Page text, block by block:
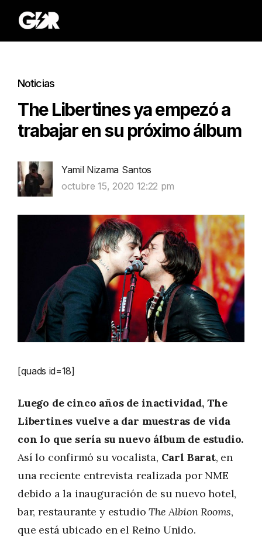
Noticias
The Libertines ya empezó a
trabajar en su próximo álbum
Yamil Nizama Santos
octubre 15, 2020 12:22 pm
[quads id=18]
Luego de cinco años de inactividad, The
Libertines vuelve a dar muestras de vida
con lo que sería su nuevo álbum de estudio.
Así lo confirmó su vocalista, Carl Barat, en
una reciente entrevista realizada por NME
debido a la inauguración de su nuevo hotel,
bar, restaurante y estudioThe Albion Rooms,
que está ubicado en el Reino Unido.